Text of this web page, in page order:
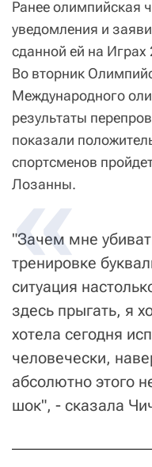
Ранее олимпийская
уведомления и
сданной ей на
Во вторник
Международного
результаты
показали
спортсменов
Лозанны.
"Зачем мне
тренировке
ситуация
здесь прыгать, я
хотела сегодня
человечески,
абсолютно этого
шок", - сказала